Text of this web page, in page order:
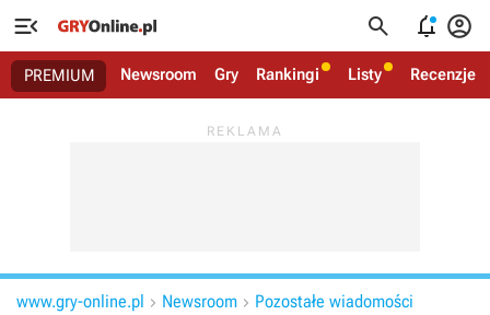
   
PREMIUM Newsroom Gry Rankingi Listy Recenzje
www.gry-online.pl  Newsroom  Pozostałe wiadomości